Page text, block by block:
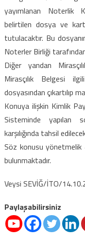
yayımlanan Noterlik
belirtilen dosya ve
tutulacaktır. Bu
Noterler Birliği
Diğer yandan
Mirasçılık Belgesi
dosyasından çıkartılıp
Konuya ilişkin Kimlik
Sisteminde yapılan
karşılığında tahsil
Söz konusu
bulunmaktadır.
Veysi SEVİĞ/İTO/
Paylaşabilirsiniz